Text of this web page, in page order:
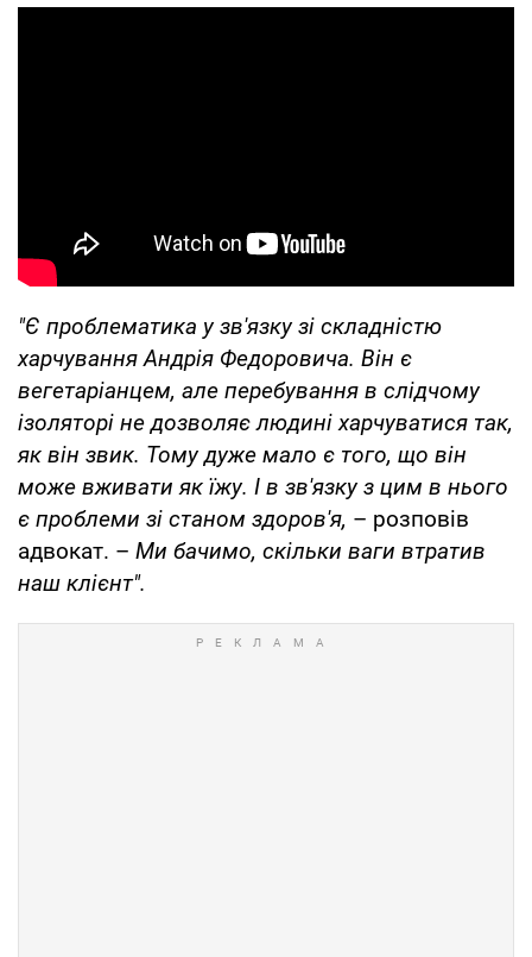
"Є проблематика у зв'язку зі складністю
харчування Андрія Федоровича. Він є
вегетаріанцем, але перебування в слідчому
ізоляторі не дозволяє людині харчуватися так,
як він звик. Тому дуже мало є того, що він
може вживати як їжу. І в зв'язку з цим в нього
є проблеми зі станом здоров'я, – розповів
адвокат. – Ми бачимо, скільки ваги втратив
наш клієнт".